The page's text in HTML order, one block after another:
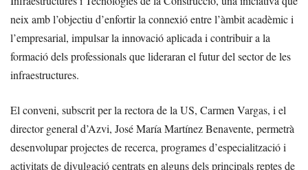
neix amb l’objectiu d’enfortir la connexió entre l’àmbit acadèmic i
l’empresarial, impulsar la innovació aplicada i contribuir a la
formació dels professionals que lideraran el futur del sector de les
infraestructures.
El conveni, subscrit per la rectora de la US, Carmen Vargas, i el
director general d’Azvi, José María Martínez Benavente, permetrà
desenvolupar projectes de recerca, programes d’especialització i
activitats de divulgació centrats en alguns dels principals reptes de